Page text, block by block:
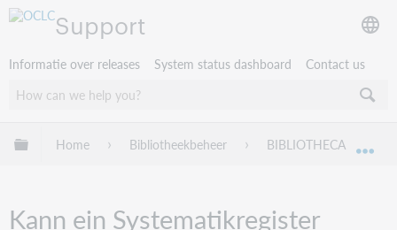
Support
Informatie over releases System status dashboard Contact us
Mondiale hiërarchie uitvouwen / samenvouwen
Home Bibliotheekbeheer BIBLIOTHECA
Kann ein Systematikregister